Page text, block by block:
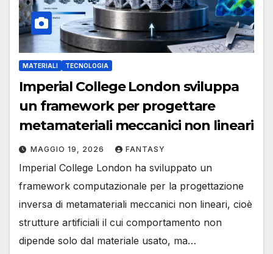
MATERIALI TECNOLOGIA
Imperial College London sviluppa
un framework per progettare
metamateriali meccanici non lineari
MAGGIO 19, 2026 FANTASY
Imperial College London ha sviluppato un
framework computazionale per la progettazione
inversa di metamateriali meccanici non lineari, cioè
strutture artificiali il cui comportamento non
dipende solo dal materiale usato, ma…